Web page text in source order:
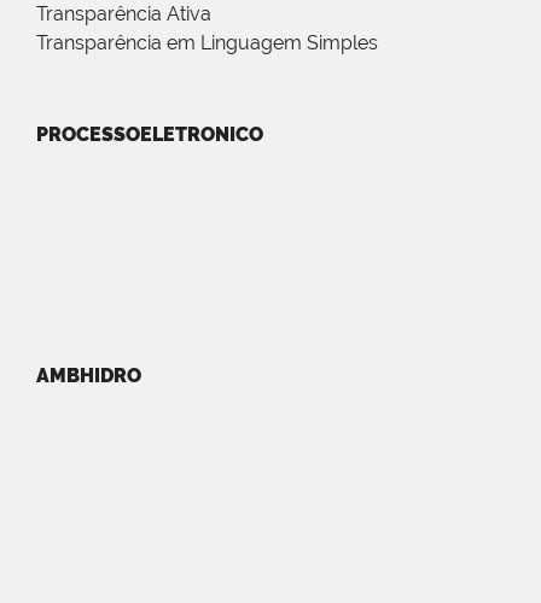
Transparência Ativa
Transparência em Linguagem Simples
PROCESSOELETRONICO
AMBHIDRO